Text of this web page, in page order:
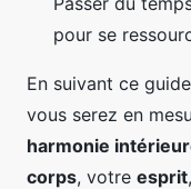
pour se
En suivant ce
vous serez en
harmonie
corps, votre esprit